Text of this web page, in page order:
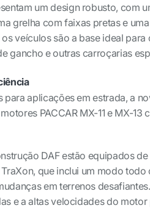
um design robusto, com
grelha com faixas pretas e
veículos são a base ideal para
gancho e outras carroçarias
para aplicações em estrada, a
PACCAR MX-11 e MX-
DAF estão equipados
que inclui um modo todo
em terrenos
e a altas velocidades do